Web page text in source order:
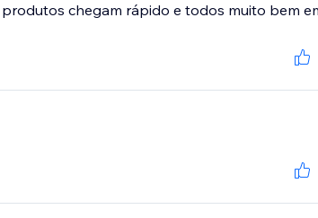
chegam rápido e todos muito bem